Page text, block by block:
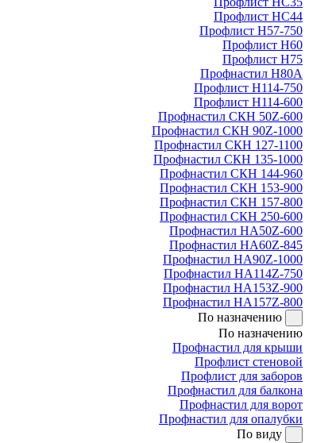
Профлист НС44
Профлист Н57-750
Профлист Н60
Профлист Н75
Профнастил Н80А
Профлист Н114-750
Профлист Н114-600
Профнастил СКН 50Z-600
Профнастил СКН 90Z-1000
Профнастил СКН 127-1100
Профнастил СКН 135-1000
Профнастил СКН 144-960
Профнастил СКН 153-900
Профнастил СКН 157-800
Профнастил СКН 250-600
Профнастил НА50Z-600
Профнастил НА60Z-845
Профнастил НА90Z-1000
Профнастил НА114Z-750
Профнастил НА153Z-900
Профнастил НА157Z-800
По назначению
По назначению
Профнастил для крыши
Профлист стеновой
Профлист для заборов
Профнастил для балкона
Профнастил для ворот
Профнастил для опалубки
По виду